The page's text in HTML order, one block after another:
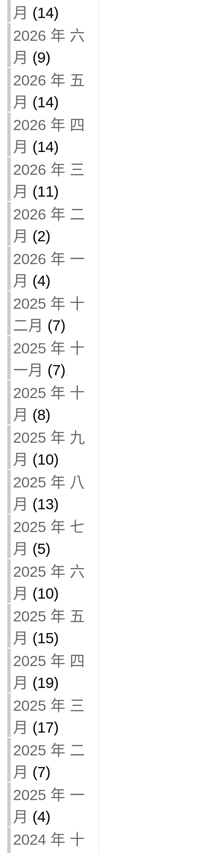
月 (14)
2026 年 六
月 (9)
2026 年 五
月 (14)
2026 年 四
月 (14)
2026 年 三
月 (11)
2026 年 二
月 (2)
2026 年 一
月 (4)
2025 年 十
二月 (7)
2025 年 十
一月 (7)
2025 年 十
月 (8)
2025 年 九
月 (10)
2025 年 八
月 (13)
2025 年 七
月 (5)
2025 年 六
月 (10)
2025 年 五
月 (15)
2025 年 四
月 (19)
2025 年 三
月 (17)
2025 年 二
月 (7)
2025 年 一
月 (4)
2024 年 十